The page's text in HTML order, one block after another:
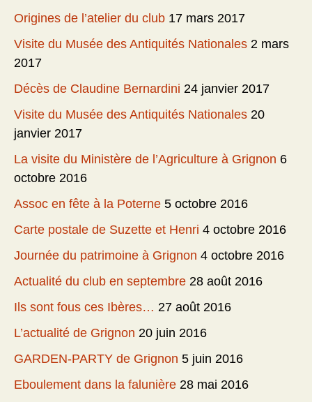
Origines de l’atelier du club 17 mars 2017
Visite du Musée des Antiquités Nationales 2 mars
2017
Décès de Claudine Bernardini 24 janvier 2017
Visite du Musée des Antiquités Nationales 20
janvier 2017
La visite du Ministère de l’Agriculture à Grignon 6
octobre 2016
Assoc en fête à la Poterne 5 octobre 2016
Carte postale de Suzette et Henri 4 octobre 2016
Journée du patrimoine à Grignon 4 octobre 2016
Actualité du club en septembre 28 août 2016
Ils sont fous ces Ibères… 27 août 2016
L’actualité de Grignon 20 juin 2016
GARDEN-PARTY de Grignon 5 juin 2016
Eboulement dans la falunière 28 mai 2016